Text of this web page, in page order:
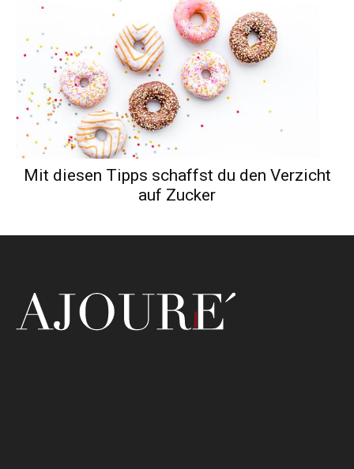
Mit diesen Tipps schaffst du den Verzicht
auf Zucker